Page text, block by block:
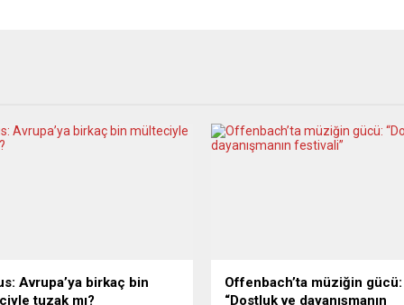
Avrupa’ya birkaç bin
tuzak mı?
Offenbach’ta müziğin gücü:
“Dostluk ve dayanışmanın